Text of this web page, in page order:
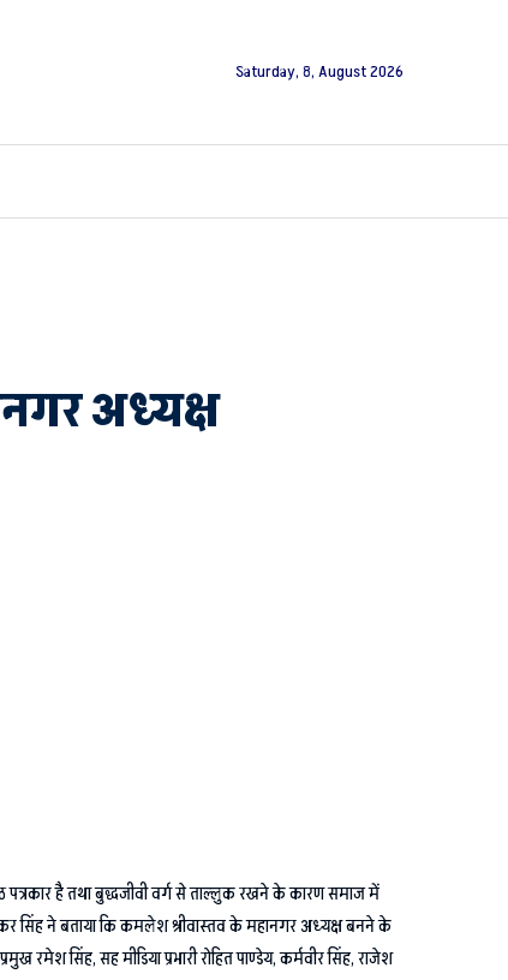
Saturday, 8, August 2026
अध्यक्ष
पत्रकार है तथा बुद्धजीवी वर्ग से ताल्लुक रखने के कारण समाज में
सिंह ने बताया कि कमलेश श्रीवास्तव के महानगर अध्यक्ष बनने के
रमेश सिंह, सह मीडिया प्रभारी रोहित पाण्डेय, कर्मवीर सिंह, राजेश